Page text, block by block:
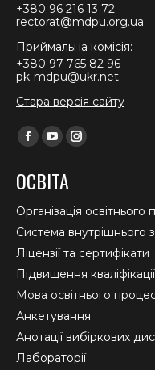
+380 96 216 13 72
rectorat@mdpu.org.ua
Приймальна комісія:
+380 97 765 82 96
pk-mdpu@ukr.net
Стара версія сайту
Find us on:
Facebook
opens
in
new
window
YouTube
opens
in
new
window
Instagram
in
new
window
ОСВІТА
Організація освітнього
Система внутрішнього
Ліцензії та сертифікати
Підвищення кваліфікації
Мова освітнього
Анкетування
Анотації вибіркових
Лабораторії